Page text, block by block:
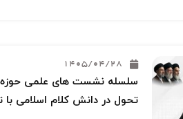
1405/04/28
سلسله نشست های علمی حوزه
تحول در دانش کلام اسلامی